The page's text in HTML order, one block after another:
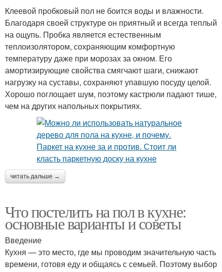
Клеевой пробковый пол не боится воды и влажности.
Благодаря своей структуре он приятный и всегда теплый
на ощупь. Пробка является естественным
теплоизолятором, сохраняющим комфортную
температуру даже при морозах за окном. Его
амортизирующие свойства смягчают шаги, снижают
нагрузку на суставы, сохраняют упавшую посуду целой.
Хорошо поглощает шум, поэтому кастрюли падают тише,
чем на других напольных покрытиях.
читать дальше →
Что постелить на пол в кухне:
основные варианты и советы
Введение
Кухня — это место, где мы проводим значительную часть
времени, готовя еду и общаясь с семьей. Поэтому выбор